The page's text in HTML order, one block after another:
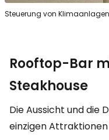
Steuerung von Klimaanlagen
Rooftop-Bar
Steakhouse
Die Aussicht und die
einzigen Attraktionen